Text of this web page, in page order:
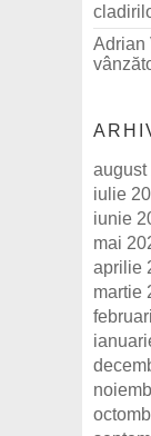
Adrian
august
iulie
iunie
mai
aprilie
martie